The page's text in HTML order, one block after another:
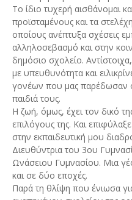
Το ίδιο τυχερή αισθάνομαι
προϊσταμένους και τα
οποίους ανέπτυξα σχέσεις
αλληλοσεβασμό και στην
δημόσιο σχολείο.
με υπευθυνότητα και
γονέων που μας παρέδωσαν
παιδιά τους.
Η ζωή, όμως, έχει τον δικό
επιλόγους της. Και
στην εκπαιδευτική μου
Διευθύντρια του 3ου
Ωνάσειου Γυμνασίου. Μια
και σε δύο εποχές.
Παρά τη θλίψη που ένιωσα